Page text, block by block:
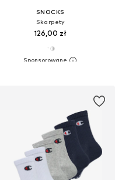
SNOCKS
Skarpety
126,00 zł